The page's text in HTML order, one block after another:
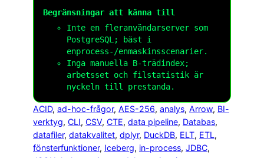
Begränsningar att känna till
Inte en fleranvändarserver som
PostgreSQL; bäst i
enprocess-/enmaskinsscenarier.
Inga manuella B-trädindex;
arbetsset och filstatistik är
nyckeln till prestanda.
ACID, ad-hoc-frågor, AES-256, analys, Arrow, BI-
verktyg, CLI, CSV, CTE, data pipeline, Databas
datafiler, datakvalitet, dplyr, DuckDB, ELT, ETL
fönsterfunktioner, Iceberg, in-process, JDBC